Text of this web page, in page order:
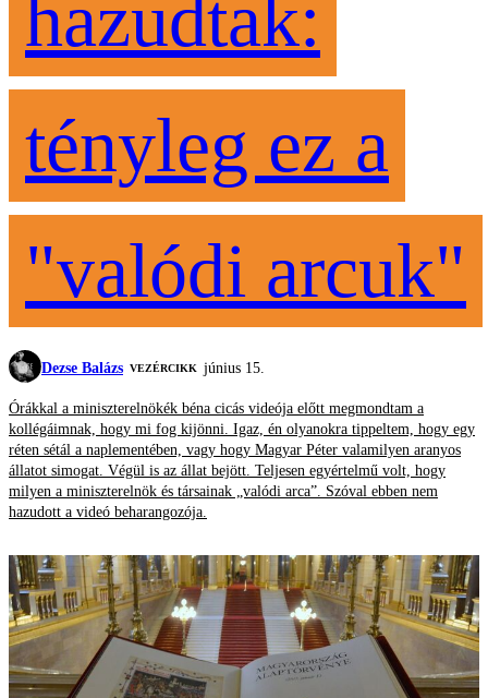
hazudtak:
tényleg ez a
"valódi arcuk"
Dezse Balázs VEZÉRCIKK június 15.
Órákkal a miniszterelnökék béna cicás videója előtt megmondtam a
kollégáimnak, hogy mi fog kijönni. Igaz, én olyanokra tippeltem, hogy egy
réten sétál a naplementében, vagy hogy Magyar Péter valamilyen aranyos
állatot simogat. Végül is az állat bejött. Teljesen egyértelmű volt, hogy
milyen a miniszterelnök és társainak „valódi arca”. Szóval ebben nem
hazudott a videó beharangozója.